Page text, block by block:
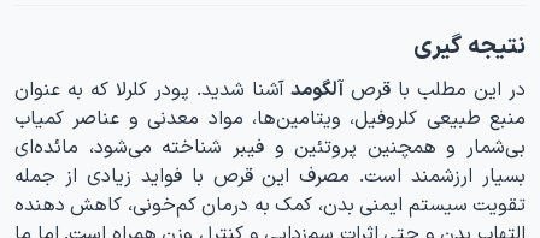
نتیجه گیری
در‌ این مطلب با قرص آلگومدآشنا شدید. پودر کلرلا که به عنوان
منبع طبیعی کلروفیل، ویتامین‌ها، مواد معدنی و عناصر کمیاب
بی‌شمار و همچنین پروتئین و فیبر شناخته می‌شود، مائده‌ای
بسیار ارزشمند است. مصرف این قرص با فواید زیادی از جمله
تقویت سیستم ایمنی بدن، کمک به درمان کم‌خونی، کاهش دهنده
التهاب بدن و حتی اثرات سم‌زدایی و کنترل وزن همراه است. اما ما